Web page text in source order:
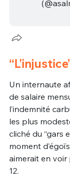
Un internaute
de salaire
l’indemnité
les plus
cliché du “gars
moment
aimerait en voir
12.